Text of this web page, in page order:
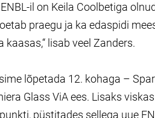
il on Keila Coolbetiga
praegu ja ka edaspidi
lisab veel Zanders.
lõpetada 12. kohaga –
Glass ViA ees. Lisaks
püstitades sellega uue